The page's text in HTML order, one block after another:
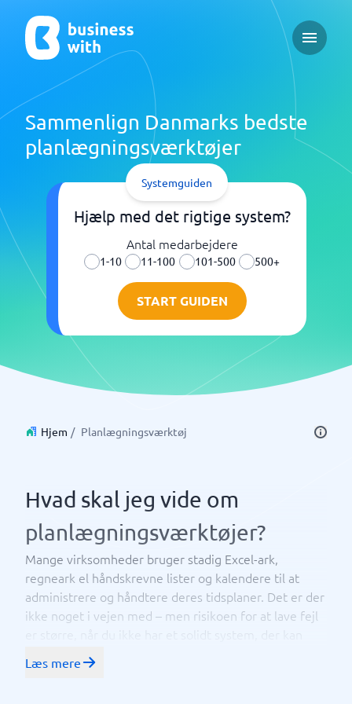
Open
Sammenlign Danmarks bedste
planlægningsværktøjer
Hjælp med det rigtige system?
Antal medarbejdere
1-10 11-100 101-500 500+
START GUIDEN
Systemguiden
Hjem / Planlægningsværktøj
Hvad skal jeg vide om
planlægningsværktøjer?
Mange virksomheder bruger stadig Excel-ark,
regneark el håndskrevne lister og kalendere til at
administrere og håndtere deres tidsplaner. Det er der
ikke noget i vejen med – men risikoen for at lave fejl
automatisere processerne. Ved at tage springet og
investere i et planlægningsværktøj
Læs mere